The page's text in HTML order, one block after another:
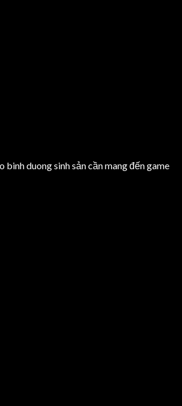
duong sinh sản cần mang đến game